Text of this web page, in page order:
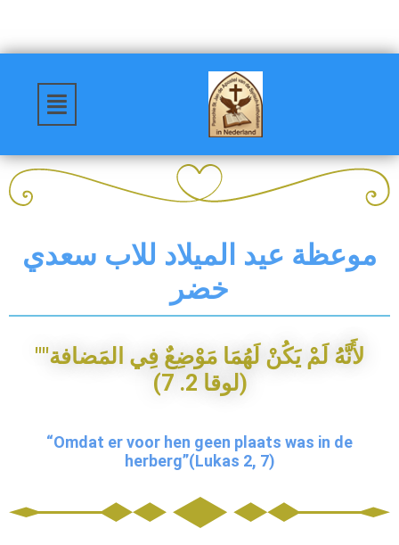
موعظة عيد الميلاد للاب سعدي
خضر
" لنه لم يكن لهما موضع في لمضافة"
(لوقا 2
.
7
)
“Omdat er voor hen geen plaats was in de
herberg”(Lukas 2, 7)